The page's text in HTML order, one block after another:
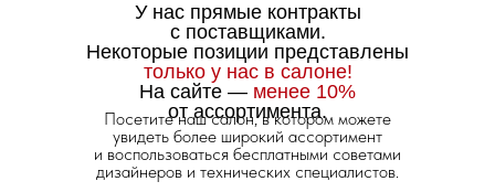
У нас прямые контракты
с поставщиками.
Некоторые позиции представлены
только у нас в салоне!
На сайте — менее 10%
от ассортимента.
Посетите наш салон, в котором можете
увидеть более широкий ассортимент
и воспользоваться бесплатными советами
дизайнеров и технических специалистов.